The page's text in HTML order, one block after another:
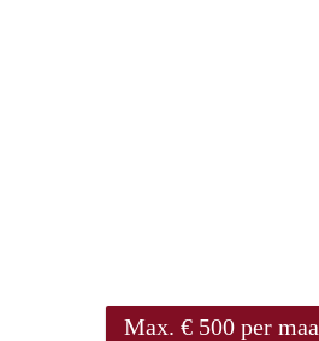
Max. € 500 per